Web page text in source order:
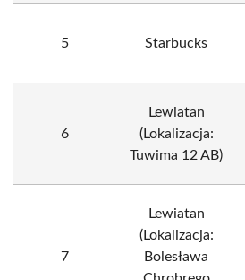
5 Starbucks
6
Lewiatan
(Lokalizacja:
Tuwima 12 AB)
7
Lewiatan
(Lokalizacja:
Bolesława